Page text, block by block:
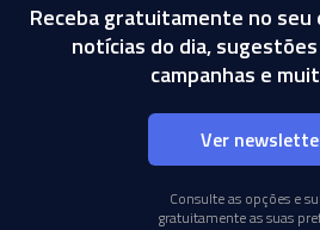
Receba gratuitamente no seu
notícias do dia,
campanhas e
Ver
Consulte as opções e
gratuitamente as suas